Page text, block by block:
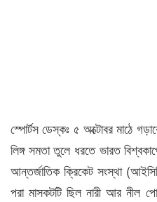
স্পোর্টস ডেস্কঃ ৫ অক্টোবর মাঠে
লিঙ্গ সমতা তুলে ধরতে ভারত
আন্তর্জাতিক ক্রিকেট সংস্থা
পরা মাসকটটি ছিল নারী আর নীল